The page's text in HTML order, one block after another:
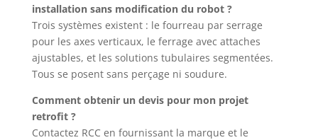
installation sans modification du robot ?
Trois systèmes existent : le fourreau par serrage
pour les axes verticaux, le ferrage avec attaches
ajustables, et les solutions tubulaires segmentées.
Tous se posent sans perçage ni soudure.
Comment obtenir un devis pour mon projet
retrofit ?
Contactez RCC en fournissant la marque et le